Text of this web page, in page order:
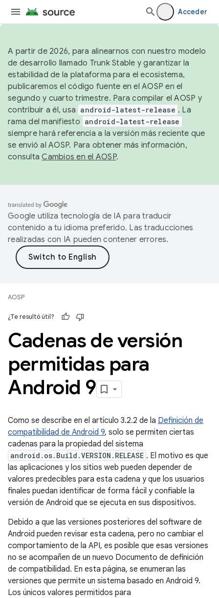
Acceder
A partir de 2026, para alinearnos con nuestro modelo
de desarrollo llamado Trunk Stable y garantizar la
estabilidad de la plataforma para el ecosistema,
publicaremos el código fuente en el AOSP en el
segundo y cuarto trimestre. Para compilar el AOSP y
contribuir a él, usa android-latest-release . La
rama del manifiesto android-latest-release
siempre hará referencia a la versión más reciente que
se envió al AOSP. Para obtener más información,
consultaCambios en el AOSP.
Google utiliza tecnología de IA para traducir
contenido a tu idioma preferido. Las traducciones
realizadas con IA pueden contener errores.
AOSP
¿Te resultó útil?
Cadenas de versión
permitidas para
Android 9
Como se describe en el artículo 3.2.2 de la Definición de
compatibilidad de Android 9, solo se permiten ciertas
cadenas para la propiedad del sistema
android.os.Build.VERSION.RELEASE . El motivo es que
las aplicaciones y los sitios web pueden depender de
valores predecibles para esta cadena y que los usuarios
finales puedan identificar de forma fácil y confiable la
versión de Android que se ejecuta en sus dispositivos.
Debido a que las versiones posteriores del software de
Android pueden revisar esta cadena, pero no cambiar el
comportamiento de la API, es posible que esas versiones
no se acompañen de un nuevo Documento de definición
de compatibilidad. En esta página, se enumeran las
versiones que permite un sistema basado en Android 9.
Los únicos valores permitidos para